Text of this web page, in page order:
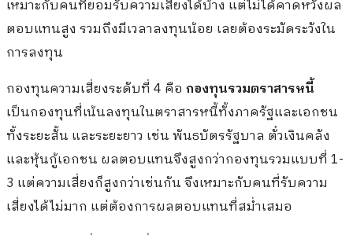
เหมาะกับคนที่ยอมรับความเสี่ยงได้บ้าง แต่ไม่ได้คาดหวังผล
ตอบแทนสูง รวมถึงมีเวลาลงทุนน้อย เลยต้องระมัดระวังใน
การลงทุน
กองทุนความเสี่ยงระดับที่ 4 คือ กองทุนรวมตราสารหนี้
เป็นกองทุนที่เน้นลงทุนในตราสารหนี้ทั้งภาครัฐและเอกชน
ทั้งระยะสั้น และระยะยาว เช่น พันธบัตรรัฐบาล ตั๋วเงินคลัง
และหุ้นกู้เอกชน ผลตอบแทนจึงสูงกว่ากองทุนรวมแบบที่ 1-
3 แต่ความเสี่ยงก็สูงกว่าเช่นกัน จึงเหมาะกับคนที่รับความ
เสี่ยงได้ไม่มาก แต่ต้องการผลตอบแทนที่สม่ำเสมอ